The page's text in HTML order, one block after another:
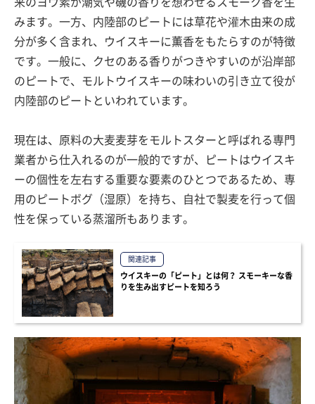
みます。一方、内陸部のピートには草花や灌木由来の成
分が多く含まれ、ウイスキーに薫香をもたらすのが特徴
です。一般に、クセのある香りがつきやすいのが沿岸部
のピートで、モルトウイスキーの味わいの引き立て役が
内陸部のピートといわれています。
現在は、原料の大麦麦芽をモルトスターと呼ばれる専門
業者から仕入れるのが一般的ですが、ピートはウイスキ
ーの個性を左右する重要な要素のひとつであるため、専
用のピートボグ（湿原）を持ち、自社で製麦を行って個
性を保っている蒸溜所もあります。
関連記事
ウイスキーの「ピート」とは何？ スモーキーな香
りを生み出すピートを知ろう